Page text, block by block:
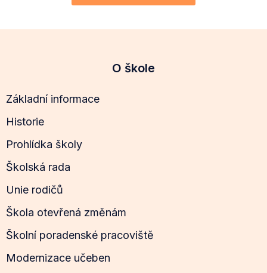
O škole
Základní informace
Historie
Prohlídka školy
Školská rada
Unie rodičů
Škola otevřená změnám
Školní poradenské pracoviště
Modernizace učeben